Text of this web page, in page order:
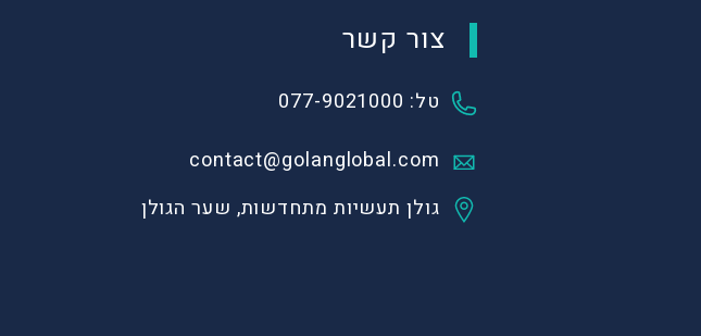
צור קשר
טל: 077-9021000
contact@golanglobal.com
גולן תעשיות מתחדשות, שער הגולן